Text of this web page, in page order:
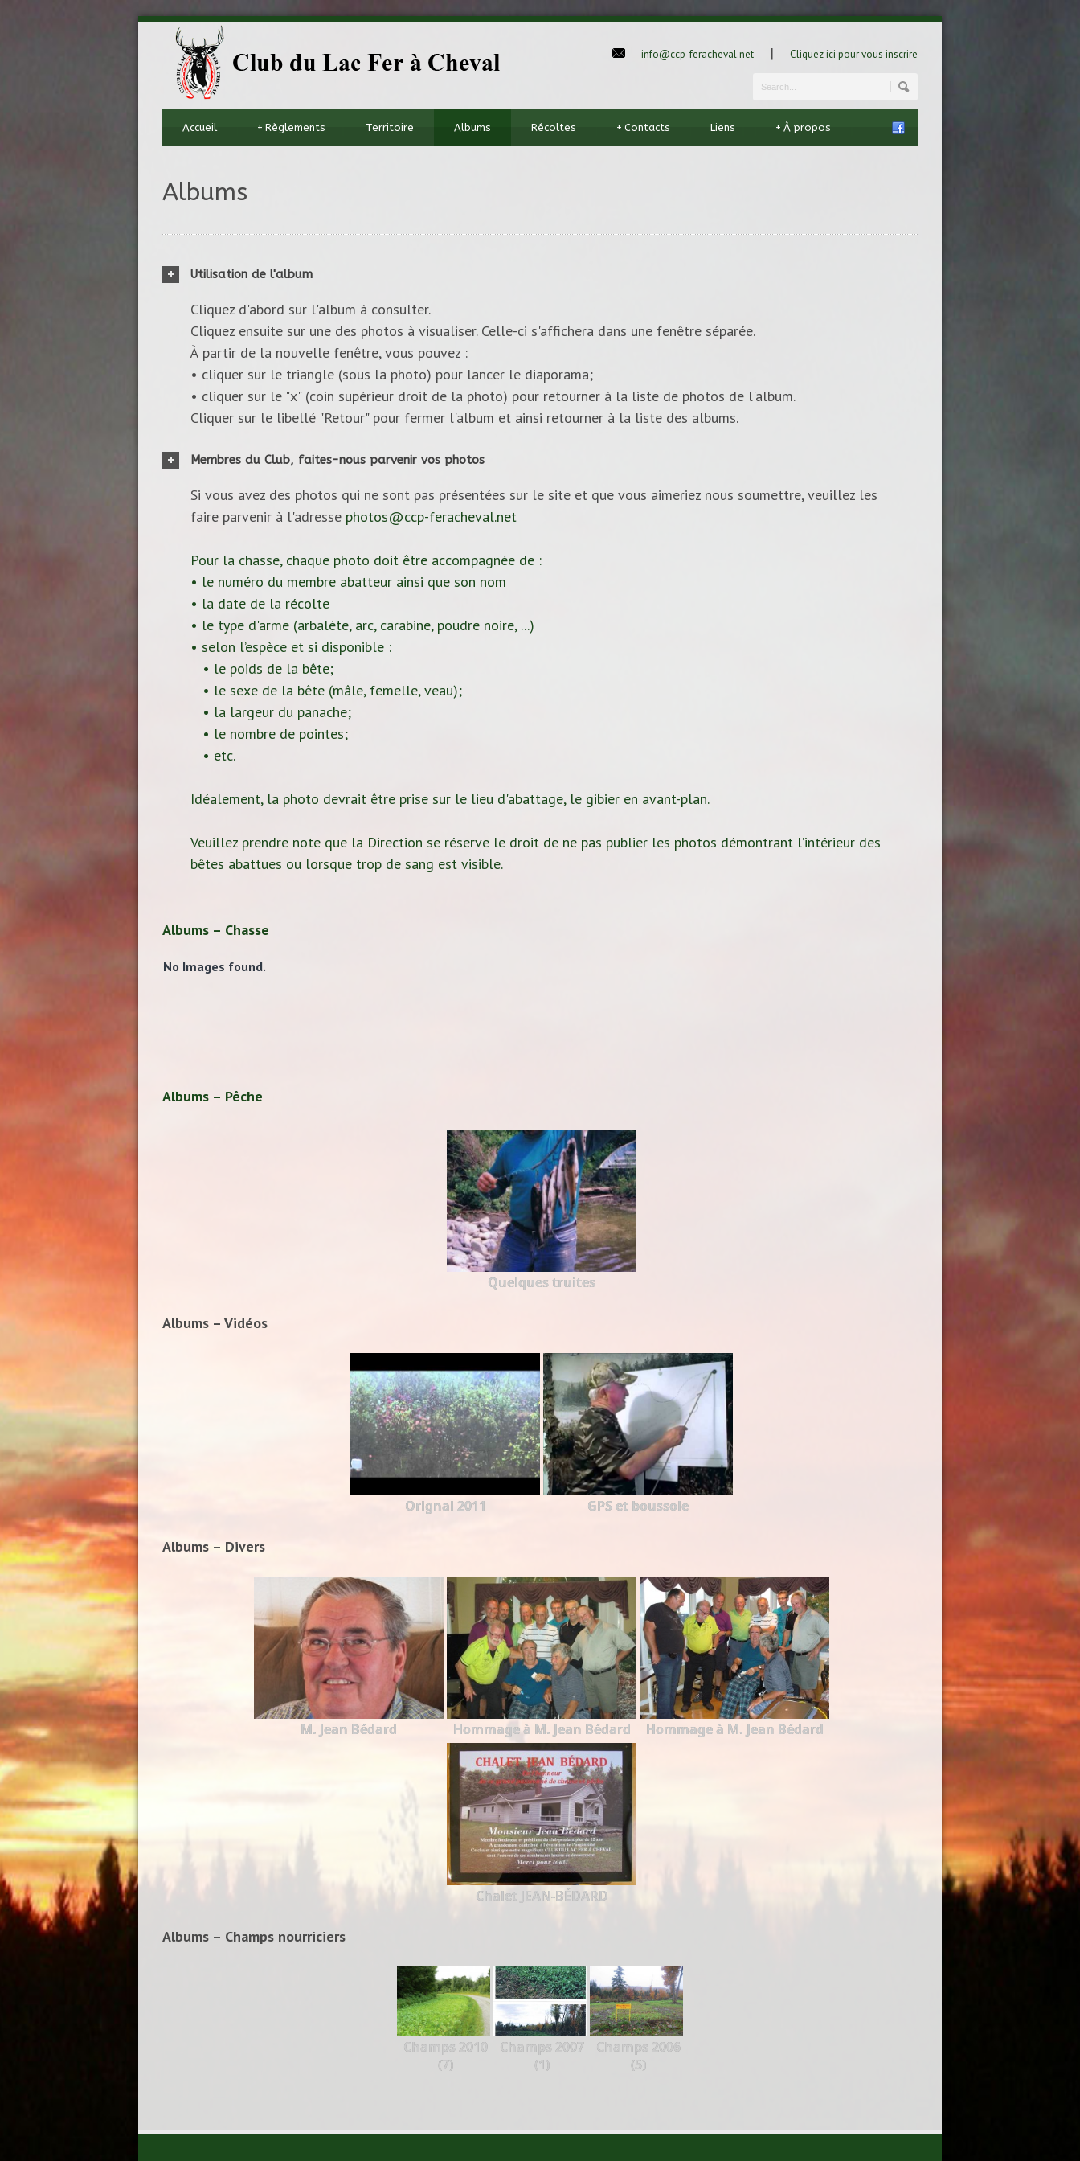
info@ccp-feracheval.net | Cliquez ici pour vous inscrire
Accueil Règlements
+ Territoire Albums Récoltes Contacts
+ Liens À propos
+
Albums
Utilisation de l'album
Cliquez d'abord sur l'album à consulter.
Cliquez ensuite sur une des photos à visualiser. Celle-ci s'affichera dans une fenêtre séparée.
À partir de la nouvelle fenêtre, vous pouvez :
• cliquer sur le triangle (sous la photo) pour lancer le diaporama;
• cliquer sur le "x" (coin supérieur droit de la photo) pour retourner à la liste de photos de l'album.
Cliquer sur le libellé "Retour" pour fermer l'album et ainsi retourner à la liste des albums.
Membres du Club, faites-nous parvenir vos photos
Si vous avez des photos qui ne sont pas présentées sur le site et que vous aimeriez nous soumettre, veuillez les
faire parvenir à l'adresse photos@ccp-feracheval.net
Pour la chasse, chaque photo doit être accompagnée de :
• le numéro du membre abatteur ainsi que son nom
• la date de la récolte
• le type d'arme (arbalète, arc, carabine, poudre noire, ...)
• selon l’espèce et si disponible :
• le poids de la bête;
• le sexe de la bête (mâle, femelle, veau);
• la largeur du panache;
• le nombre de pointes;
• etc.
Idéalement, la photo devrait être prise sur le lieu d'abattage, le gibier en avant-plan.
Veuillez prendre note que la Direction se réserve le droit de ne pas publier les photos démontrant l’intérieur des
bêtes abattues ou lorsque trop de sang est visible.
Albums – Chasse
No Images found.
Albums – Pêche
Quelques truites
Albums – Vidéos
Orignal 2011 GPS et boussole
Albums – Divers
M. Jean Bédard Hommage à M. Jean Bédard Hommage à M. Jean Bédard
Chalet JEAN-BÉDARD
Albums – Champs nourriciers
Champs 2010
(7)
Champs 2007
(1)
Champs 2006
(5)